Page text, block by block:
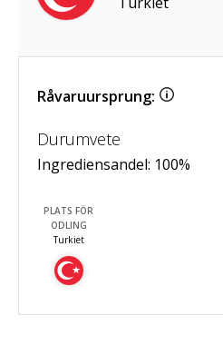
Råvaruursprung:
Durumvete
Ingrediensandel: 100%
PLATS FÖR
ODLING
Turkiet